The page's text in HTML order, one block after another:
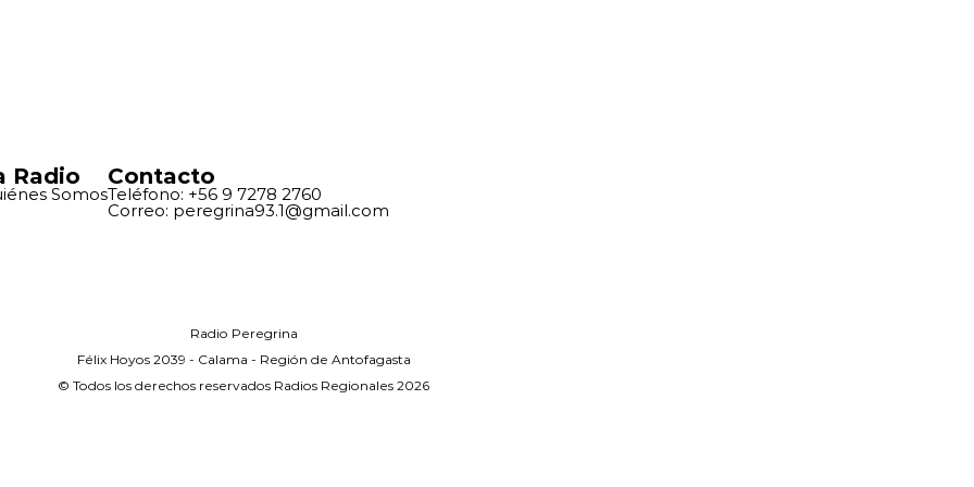
Radio
Somos
Contacto
Teléfono: +56 9 7278 2760
Correo: peregrina93.1@gmail.com
Radio Peregrina
Félix Hoyos 2039 - Calama - Región de Antofagasta
© Todos los derechos reservados Radios Regionales 2026